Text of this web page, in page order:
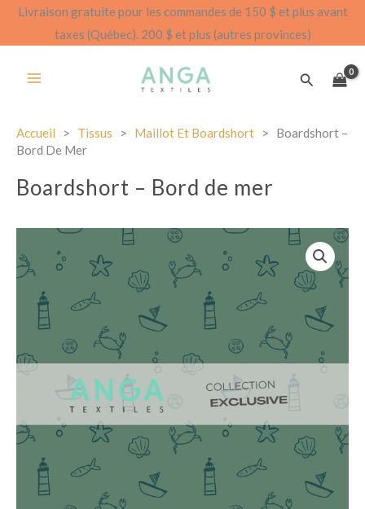
AllerLivraison gratuite pour les commandes de 150 $ et plus avant
taxes (Québec). 200 $ et plus (autres provinces)
Accueil > Tissus > Maillot Et Boardshort > Boardshort –
Bord De Mer
Boardshort – Bord de mer